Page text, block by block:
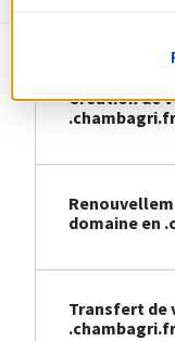
Création de
.chambagri.fr
domaine en
Transfert de
.chambagri.fr